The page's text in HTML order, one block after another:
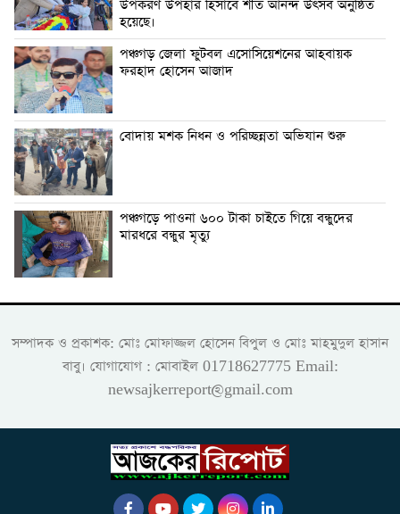
উপকরণ উপহার হিসাবে শীত আনন্দ উৎসব অনুষ্ঠিত
হয়েছে।
পঞ্চগড় জেলা ফুটবল এসোসিয়েশনের আহবায়ক
ফরহাদ হোসেন আজাদ
বোদায় মশক নিধন ও পরিচ্ছন্নতা অভিযান শুরু
পঞ্চগড়ে পাওনা ৬০০ টাকা চাইতে গিয়ে বন্ধুদের
মারধরে বন্ধুর মৃত্যু
সম্পাদক ও প্রকাশক: মোঃ মোফাজ্জল হোসেন বিপুল ও মোঃ মাহমুদুল হাসান
বাবু। যোগাযোগ : মোবাইল 01718627775 Email:
newsajkerreport@gmail.com